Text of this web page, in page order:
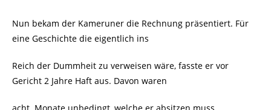
Nun bekam der Kameruner die Rechnung präsentiert. Für
eine Geschichte die eigentlich ins
Reich der Dummheit zu verweisen wäre, fasste er vor
Gericht 2 Jahre Haft aus. Davon waren